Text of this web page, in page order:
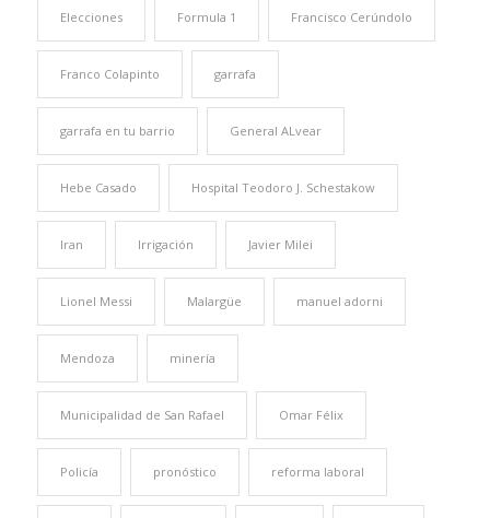
Elecciones Formula 1 Francisco Cerúndolo
Franco Colapinto garrafa
garrafa en tu barrio General ALvear
Hebe Casado Hospital Teodoro J. Schestakow
Iran Irrigación Javier Milei
Lionel Messi Malargüe manuel adorni
Mendoza minería
Municipalidad de San Rafael Omar Félix
Policía pronóstico reforma laboral